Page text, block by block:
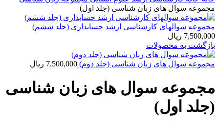
مجموعه سوال های زبان شناسی (جلد اول)
مجموعه سوالهای کارشناسی ارشد حسابداری (جلد ششم)
7,500,000 ریال
بازگشت به محصولات
مجموعه سوال های زبان شناسی (جلد دوم) 7,500,000 ریال
مجموعه سوال های زبان شناسی
(جلد اول)